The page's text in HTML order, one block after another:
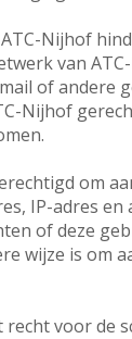
Nijhof
van
of andere
Nijhof
om
IP-adres
of deze
wijze is om
voor de